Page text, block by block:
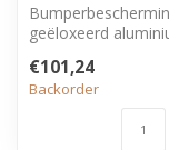
geëloxeerd
Ren...
€101,24
Backorder